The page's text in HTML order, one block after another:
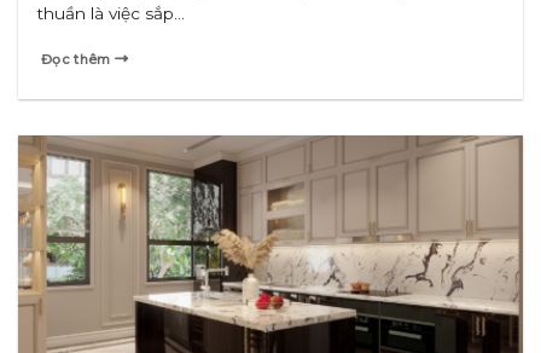
thuần là việc sắp...
Đọc thêm